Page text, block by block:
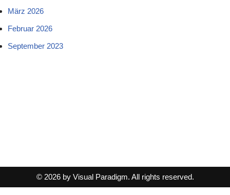
März 2026
Februar 2026
September 2023
© 2026 by Visual Paradigm. All rights reserved.